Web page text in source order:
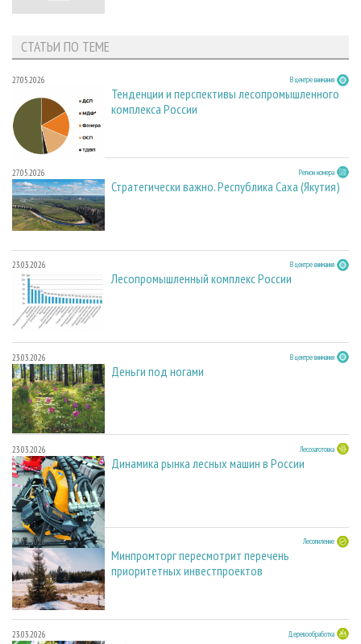
СТАТЬИ ПО ТЕМЕ
27.05.2026 В центре внимания
Тенденции и перспективы лесопромышленного
комплекса России
27.05.2026 Регион номера
Стратегически важно. Республика Саха (Якутия)
23.03.2026 В центре внимания
Лесопромышленный комплекс России
23.03.2026 В центре внимания
Деньги под ногами
23.03.2026 Лесозаготовка
Динамика рынка лесных машин в России
23.03.2026 Лесопиление
Минпромторг пересмотрит перечень
приоритетных инвестпроектов
23.03.2026 Деревообработка